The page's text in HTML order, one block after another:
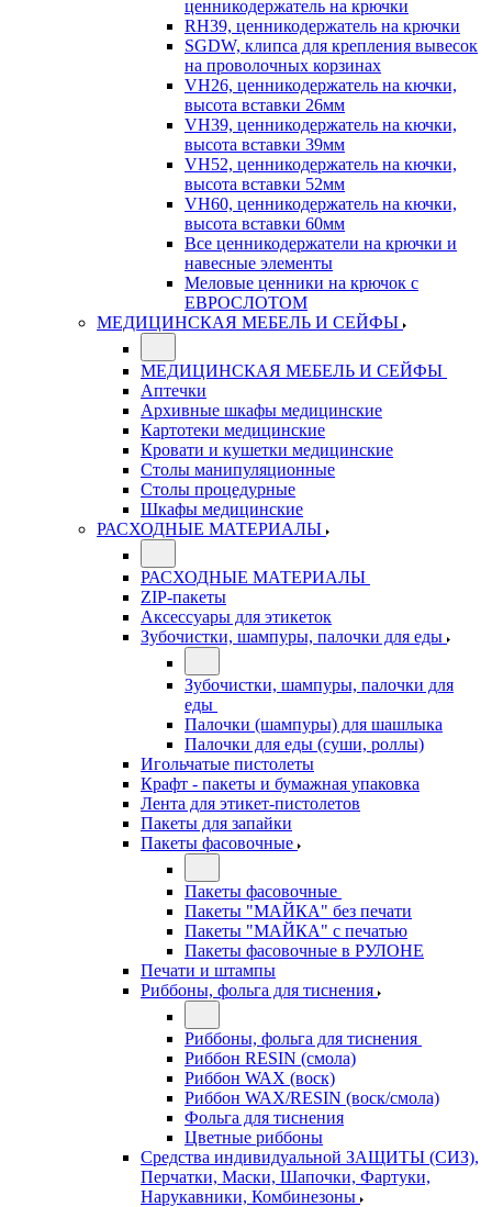
ценникодержатель на крючки
RH39, ценникодержатель на крючки
SGDW, клипса для крепления вывесок
на проволочных корзинах
VH26, ценникодержатель на кючки,
высота вставки 26мм
VH39, ценникодержатель на кючки,
высота вставки 39мм
VH52, ценникодержатель на кючки,
высота вставки 52мм
VH60, ценникодержатель на кючки,
высота вставки 60мм
Все ценникодержатели на крючки и
навесные элементы
Меловые ценники на крючок с
ЕВРОСЛОТОМ
МЕДИЦИНСКАЯ МЕБЕЛЬ И СЕЙФЫ
МЕДИЦИНСКАЯ МЕБЕЛЬ И СЕЙФЫ
Аптечки
Архивные шкафы медицинские
Картотеки медицинские
Кровати и кушетки медицинские
Столы манипуляционные
Столы процедурные
Шкафы медицинские
РАСХОДНЫЕ МАТЕРИАЛЫ
РАСХОДНЫЕ МАТЕРИАЛЫ
ZIP-пакеты
Аксессуары для этикеток
Зубочистки, шампуры, палочки для еды
Зубочистки, шампуры, палочки для
еды
Палочки (шампуры) для шашлыка
Палочки для еды (суши, роллы)
Игольчатые пистолеты
Крафт - пакеты и бумажная упаковка
Лента для этикет-пистолетов
Пакеты для запайки
Пакеты фасовочные
Пакеты фасовочные
Пакеты "МАЙКА" без печати
Пакеты "МАЙКА" с печатью
Пакеты фасовочные в РУЛОНЕ
Печати и штампы
Риббоны, фольга для тиснения
Риббоны, фольга для тиснения
Риббон RESIN (смола)
Риббон WAX (воск)
Риббон WAX/RESIN (воск/смола)
Фольга для тиснения
Цветные риббоны
Средства индивидуальной ЗАЩИТЫ (СИЗ),
Перчатки, Маски, Шапочки, Фартуки,
Нарукавники, Комбинезоны